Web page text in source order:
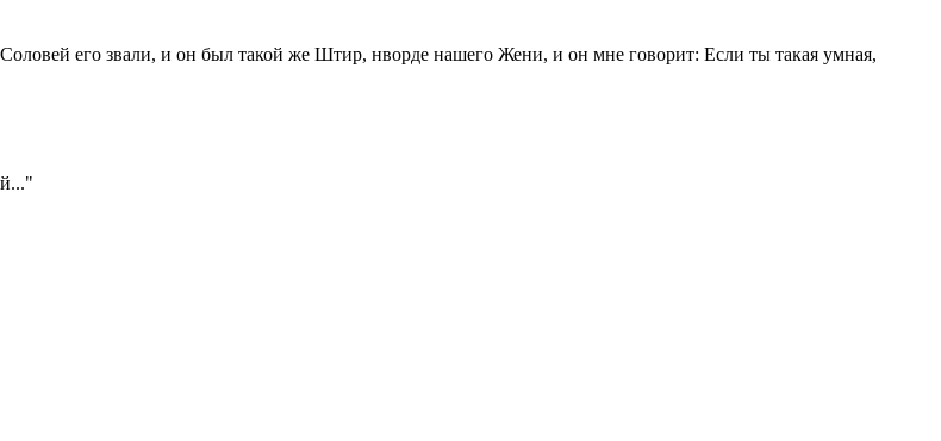
его звали, и он был такой же Штир, нворде нашего Жени, и он мне говорит: Если ты такая умная,